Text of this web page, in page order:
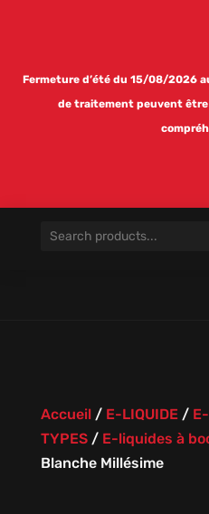
Fermeture d’été du 15/08/2026
de traitement peuvent être
Accueil/ E-LIQUIDE/
TYPES/ E-liquides à
Blanche Millésime